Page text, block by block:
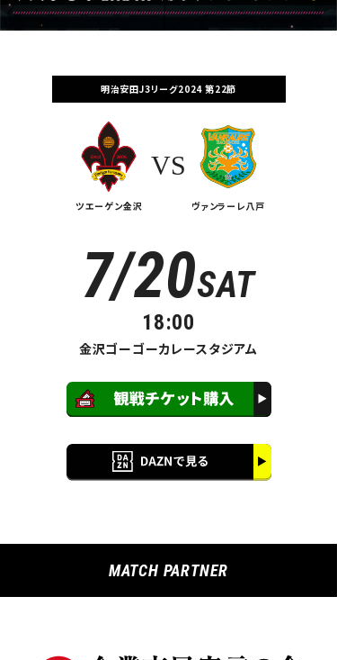
明治安田J3リーグ2024 第22節
ツエーゲン金沢 ヴァンラーレ八戸
VS
7/20SAT
18:00
金沢ゴーゴーカレースタジアム
MATCH PARTNER